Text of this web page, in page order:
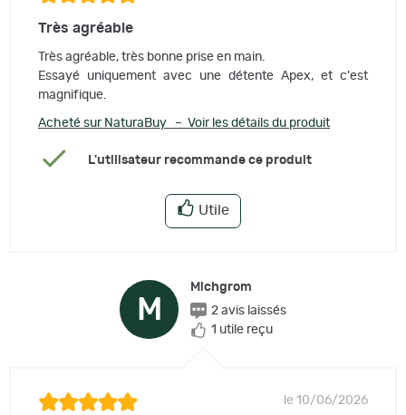
Très agréable
Très agréable, très bonne prise en main.
Essayé uniquement avec une détente Apex, et c'est
magnifique.
Acheté sur NaturaBuy – Voir les détails du produit
L'utilisateur recommande ce produit
Utile
M
Michgrom
2 avis laissés
1 utile reçu
le 10/06/2026